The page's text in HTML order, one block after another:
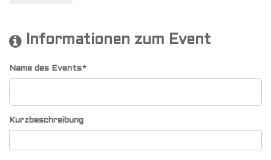
Informationen zum Event
Name des Events*
Kurzbeschreibung